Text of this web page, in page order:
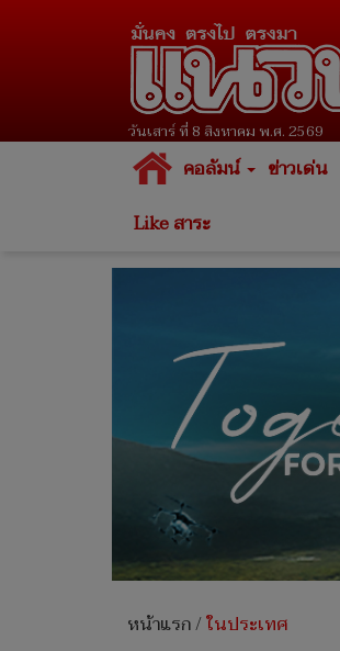
วันเสาร์ ที่ 8 สิงหาคม พ.ศ. 2569
คอลัมน์ ข่าวเด่น
Like สาระ
หน้าแรก/ในประเทศ